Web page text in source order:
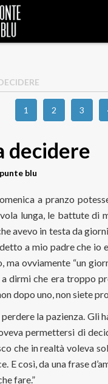
1 2 3
decidere
blu
a pranzo
lunga, le battute di
avevo in testa da
a mio padre che io
ma ovviamente “un
dirmi che era troppo
dopo uno, non siete
perdere la pazienza.
permettersi di
che in realtà voleva
E così, da una frase
fare.”